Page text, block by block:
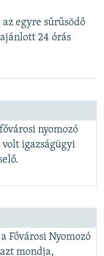
egyre sűrűsödő
24 órás
nyomozó
volt igazságügyi
Fővárosi Nyomozó
mondja,